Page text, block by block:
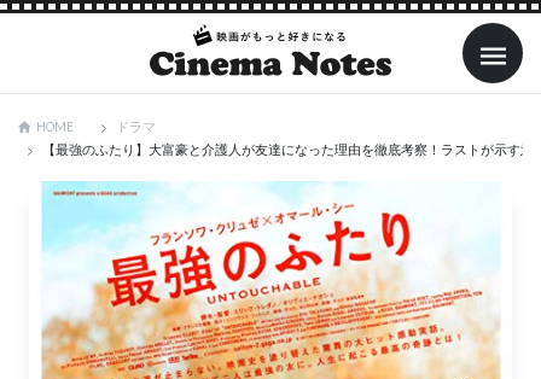
HOME
ドラマ
【最強のふたり】大富豪と介護人が友達になった理由を徹底考察！ラストが示す